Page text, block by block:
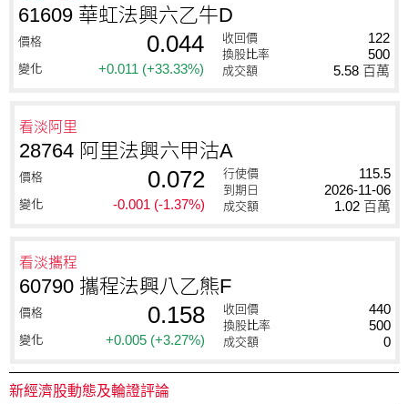
61609 華虹法興六乙牛D
價格 0.044
變化 +0.011 (+33.33%)
收回價 122
換股比率 500
成交額 5.58 百萬
看淡阿里
28764 阿里法興六甲沽A
價格 0.072
變化 -0.001 (-1.37%)
行使價 115.5
到期日 2026-11-06
成交額 1.02 百萬
看淡攜程
60790 攜程法興八乙熊F
價格 0.158
變化 +0.005 (+3.27%)
收回價 440
換股比率 500
成交額 0
新經濟股動態及輪證評論